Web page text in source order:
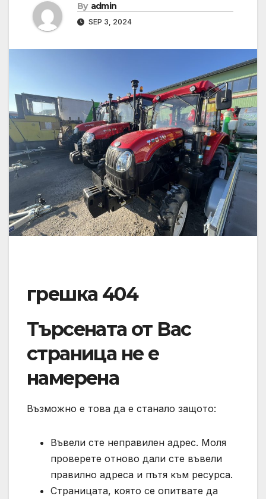
By admin
SEP 3, 2024
грешка 404
Търсената от Вас
страница не е
намерена
Възможно е това да е станало защото:
Въвели сте неправилен адрес. Моля
проверете отново дали сте въвели
правилно адреса и пътя към ресурса.
Страницата, която се опитвате да